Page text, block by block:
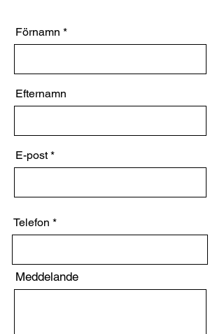
Förnamn
Efternamn
E-post
Telefon
Meddelande